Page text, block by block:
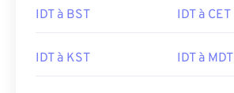
IDT à BST IDT à CET
IDT à KST IDT à MDT